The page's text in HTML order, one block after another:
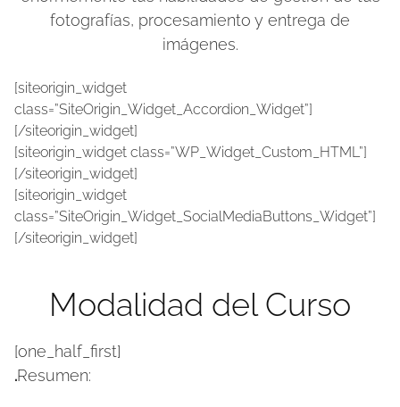
fotografías, procesamiento y entrega de
imágenes.
[siteorigin_widget
class=”SiteOrigin_Widget_Accordion_Widget”]
[/siteorigin_widget]
[siteorigin_widget class=”WP_Widget_Custom_HTML”]
[/siteorigin_widget]
[siteorigin_widget
class=”SiteOrigin_Widget_SocialMediaButtons_Widget”]
[/siteorigin_widget]
Modalidad del Curso
[one_half_first]
.Resumen: